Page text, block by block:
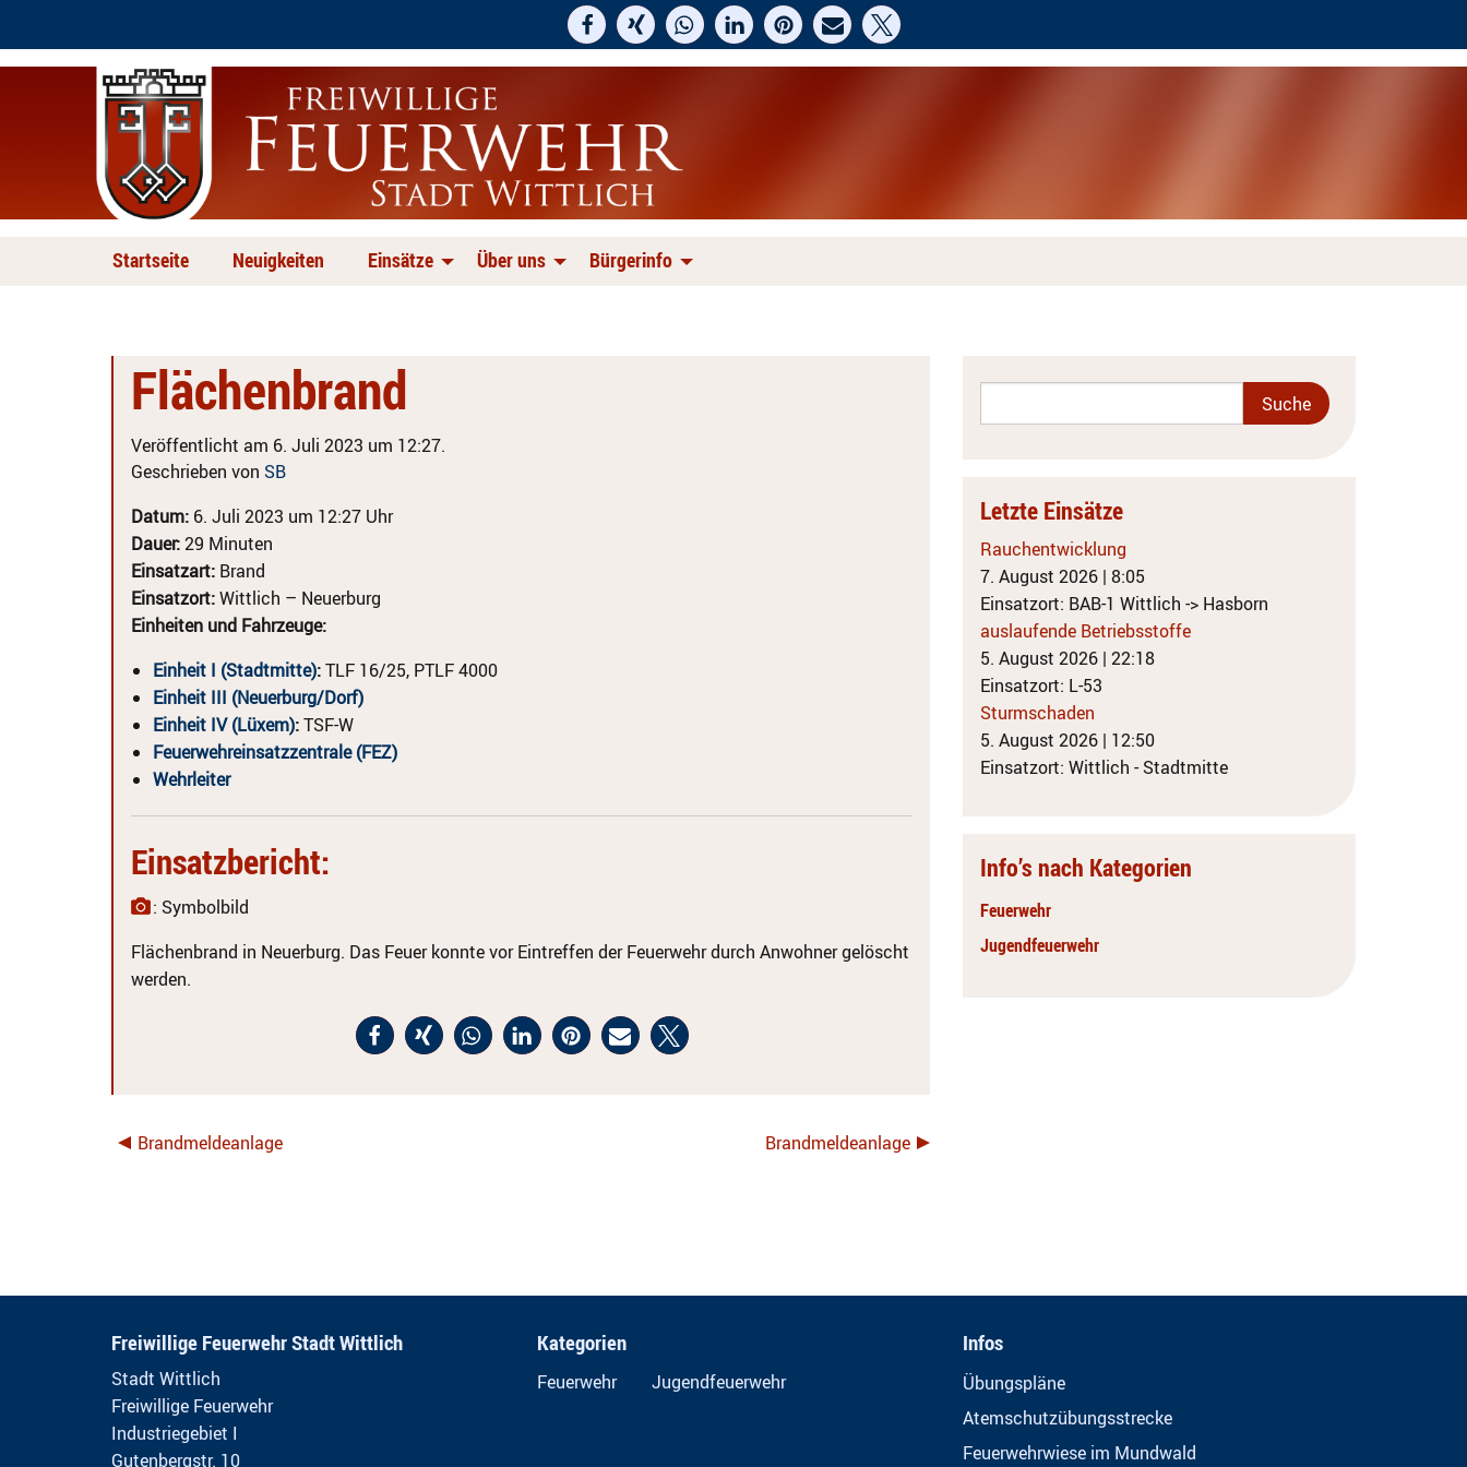
Startseite Neuigkeiten Einsätze Über uns Bürgerinfo
Flächenbrand
Veröffentlicht am 6. Juli 2023 um 12:27.
Geschrieben von SB
Datum: 6. Juli 2023 um 12:27 Uhr
Dauer:29 Minuten
Einsatzart: Brand
Einsatzort:Wittlich – Neuerburg
Einheiten und Fahrzeuge:
Einheit I (Stadtmitte):TLF 16/25, PTLF 4000
Einheit III (Neuerburg/Dorf)
Einheit IV (Lüxem):TSF-W
Feuerwehreinsatzzentrale (FEZ)
Wehrleiter
Einsatzbericht:
: Symbolbild
Flächenbrand in Neuerburg. Das Feuer konnte vor Eintreffen der Feuerwehr durch Anwohner gelöscht
werden.
Brandmeldeanlage Brandmeldeanlage
Letzte Einsätze
Rauchentwicklung
7. August 2026 | 8:05
Einsatzort: BAB-1 Wittlich -> Hasborn
auslaufende Betriebsstoffe
5. August 2026 | 22:18
Einsatzort: L-53
Sturmschaden
5. August 2026 | 12:50
Einsatzort: Wittlich - Stadtmitte
Info’s nach Kategorien
Feuerwehr
Jugendfeuerwehr
Freiwillige Feuerwehr Stadt Wittlich
Stadt Wittlich
Freiwillige Feuerwehr
Industriegebiet I
Gutenbergstr. 10
Kategorien
Feuerwehr Jugendfeuerwehr
Infos
Übungspläne
Atemschutzübungsstrecke
Feuerwehrwiese im Mundwald